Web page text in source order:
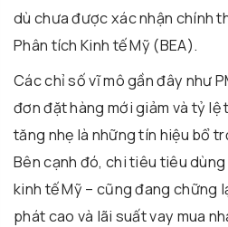
dù chưa được xác nhận chính
Phân tích Kinh tế Mỹ (BEA).
Các chỉ số vĩ mô gần đây như
đơn đặt hàng mới giảm và tỷ
tăng nhẹ là những tín hiệu bổ
Bên cạnh đó, chi tiêu tiêu
kinh tế Mỹ – cũng đang chững
phát cao và lãi suất vay mua